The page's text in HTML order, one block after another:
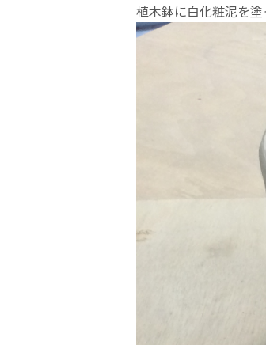
植木鉢に白化粧泥を